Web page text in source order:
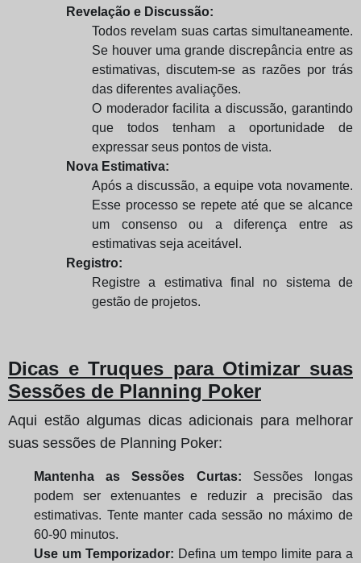
Revelação e Discussão:
Todos revelam suas cartas simultaneamente.
Se houver uma grande discrepância entre as
estimativas, discutem-se as razões por trás
das diferentes avaliações.
O moderador facilita a discussão, garantindo
que todos tenham a oportunidade de
expressar seus pontos de vista.
Nova Estimativa:
Após a discussão, a equipe vota novamente.
Esse processo se repete até que se alcance
um consenso ou a diferença entre as
estimativas seja aceitável.
Registro:
Registre a estimativa final no sistema de
gestão de projetos.
Dicas e Truques para Otimizar suas
Sessões de Planning Poker
Aqui estão algumas dicas adicionais para melhorar
suas sessões de Planning Poker:
Mantenha as Sessões Curtas: Sessões longas
podem ser extenuantes e reduzir a precisão das
estimativas. Tente manter cada sessão no máximo de
60-90 minutos.
Use um Temporizador: Defina um tempo limite para a